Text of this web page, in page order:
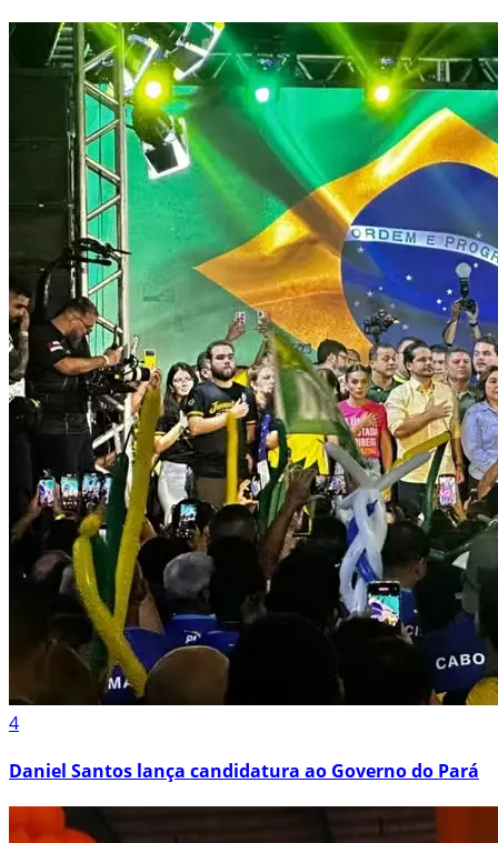
4
Daniel Santos lança candidatura ao Governo do Pará